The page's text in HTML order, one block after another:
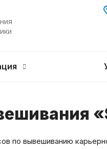
по вывешиванию